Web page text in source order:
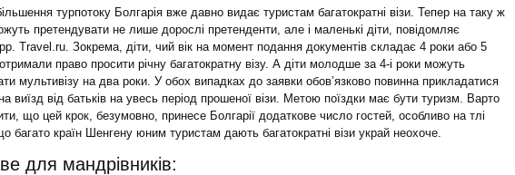
турпотоку Болгарія вже давно видає туристам багатократні візи. Тепер на таку ж
претендувати не лише дорослі претенденти, але і маленькі діти, повідомляє
Travel.ru. Зокрема, діти, чий вік на момент подання документів складає 4 роки або 5
право просити річну багатократну візу. А діти молодше за 4-і роки можуть
мультивізу на два роки. У обох випадках до заявки обов’язково повинна прикладатися
виїзд від батьків на увесь період прошеної візи. Метою поїздки має бути туризм. Варто
що цей крок, безумовно, принесе Болгарії додаткове число гостей, особливо на тлі
багато країн Шенгену юним туристам дають багатократні візи украй неохоче.
для мандрівників: